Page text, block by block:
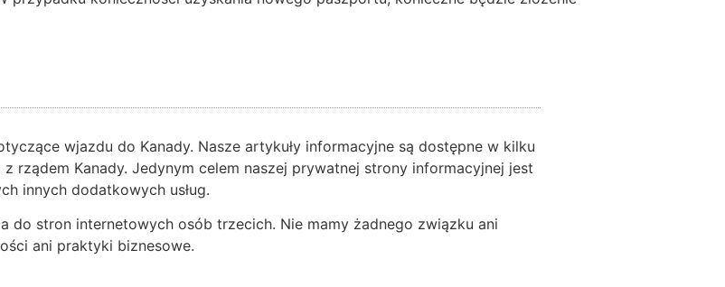
wjazdu do Kanady. Nasze artykuły informacyjne są dostępne w kilku
rządem Kanady. Jedynym celem naszej prywatnej strony informacyjnej jest
innych dodatkowych usług.
do stron internetowych osób trzecich. Nie mamy żadnego związku ani
ani praktyki biznesowe.